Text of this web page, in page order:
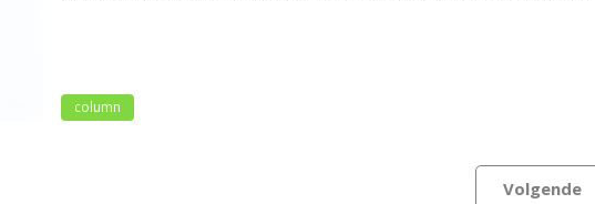
column
Volgende